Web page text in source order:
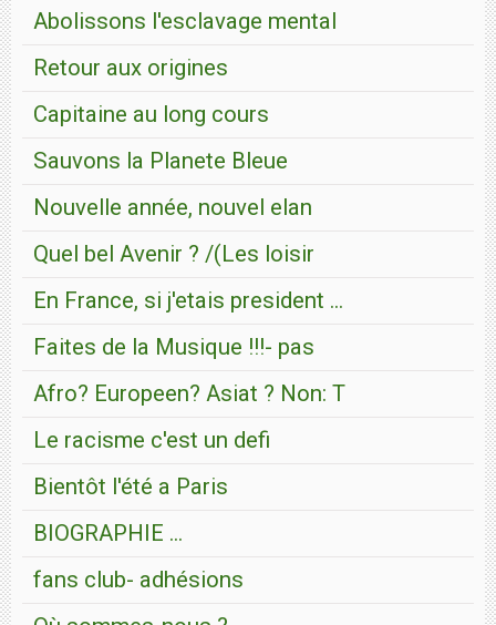
Abolissons l'esclavage mental
Retour aux origines
Capitaine au long cours
Sauvons la Planete Bleue
Nouvelle année, nouvel elan
Quel bel Avenir ? /(Les loisir
En France, si j'etais president ...
Faites de la Musique !!!- pas
Afro? Europeen? Asiat ? Non: T
Le racisme c'est un defi
Bientôt l'été a Paris
BIOGRAPHIE ...
fans club- adhésions